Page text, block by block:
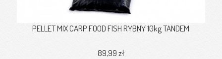
PELLET MIX CARP FOOD FISH RYBNY 10kg TANDEM
89,99 zł